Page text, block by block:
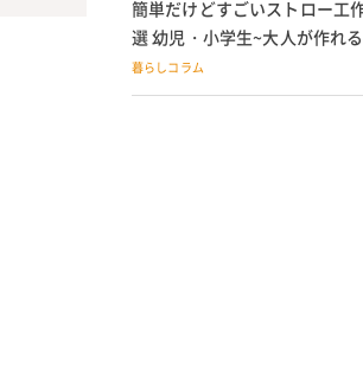
簡単だけどすごいストロー工
選 幼児・小学生~大人が作れ
りおもちゃ
暮らしコラム